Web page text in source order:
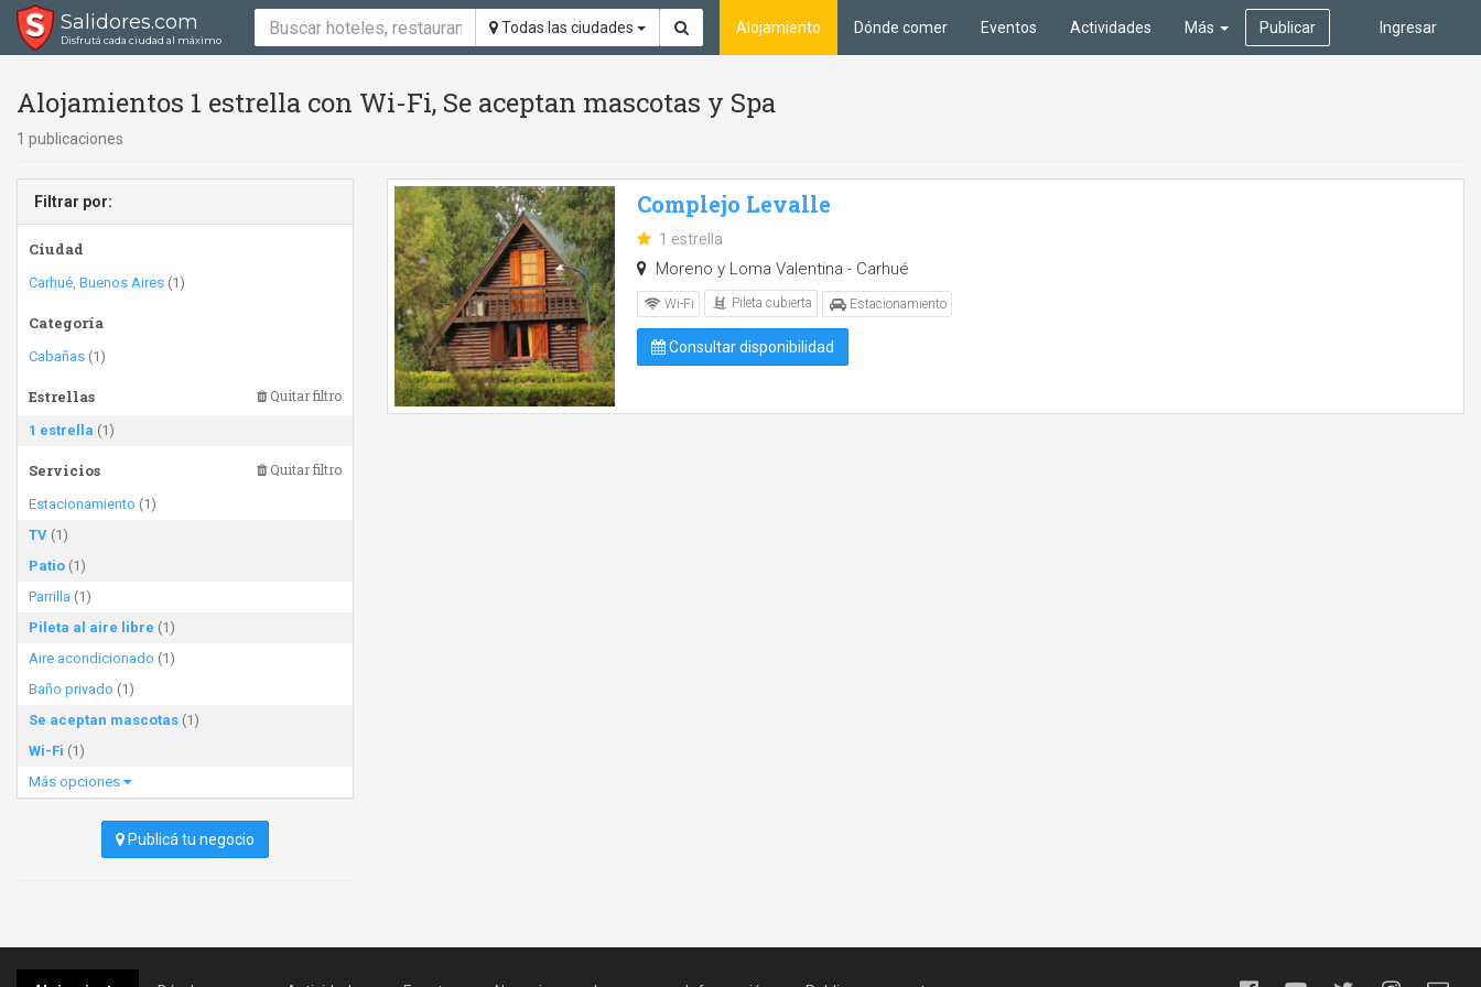
Salidores.com
Disfrutá cada ciudad al máximo
Todas las ciudades Ingresar
Alojamiento Dónde comer Eventos Actividades Más Publicar
Alojamientos 1 estrella con Wi-Fi, Se aceptan mascotas y Spa
1 publicaciones
Filtrar por:
Ciudad
Carhué, Buenos Aires (1)
Categoría
Cabañas (1)
Estrellas Quitar filtro
1 estrella (1)
Servicios Quitar filtro
Estacionamiento (1)
TV (1)
Patio (1)
Parrilla (1)
Pileta al aire libre (1)
Aire acondicionado (1)
Baño privado (1)
Se aceptan mascotas (1)
Wi-Fi (1)
Más opciones
Publicá tu negocio
Complejo Levalle
1 estrella
Moreno y Loma Valentina - Carhué
Wi-Fi Pileta cubierta Estacionamiento
Consultar disponibilidad